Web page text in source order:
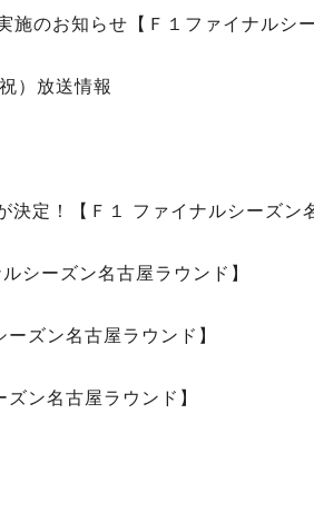
のお知らせ【Ｆ１ファイナルシ
）放送情報
定！【Ｆ１ ファイナルシーズン
シーズン名古屋ラウンド】
ズン名古屋ラウンド】
ン名古屋ラウンド】